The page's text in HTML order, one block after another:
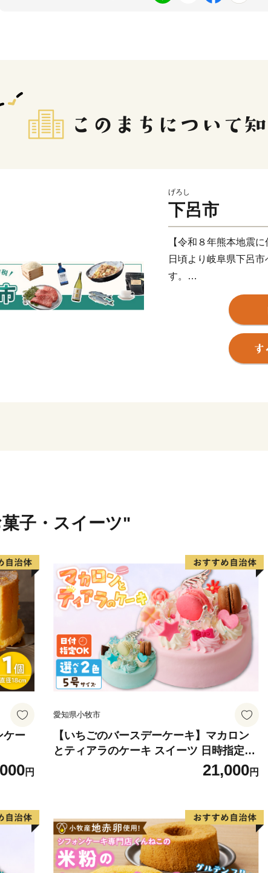
げろし
下呂市
【令和８年熊本地震
日頃より岐阜県下呂
す。
このたびの令和8年熊
舞い申し上げます。
な生活が戻りますこ
現在、地震の影響に
下呂市は、岐阜県の
は郡上市、関市、東
ほぼ中央を飛騨川が
御嶽山をはじめ一千
曽川国定公園や県立
また、飛騨川に沿っ
で国道256号、257号
総面積851.21平方キ
を利用して、農業地
地目別では森林（
（0.90%）、道路他（
標高 最高 3,052.6
子・スイーツ"
ケー
円
愛知県小牧市
【いちごのバースデーケーキ】マカロン
とティアラのケーキ スイーツ 日時指定可
デザート 洋菓子 お取り寄せ 愛知県 小牧
市 送料無料 誕生日 クリスマス お祝い マ
21,000円